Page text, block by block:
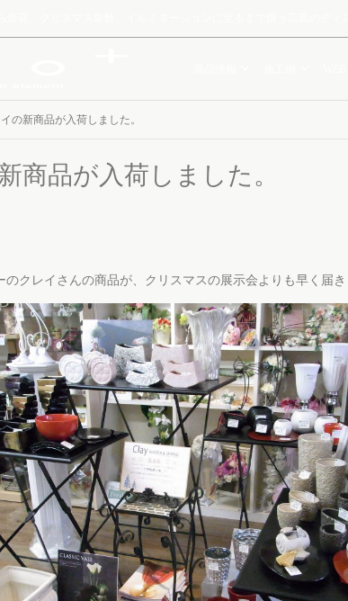
の新商品が入荷しました。
商品が入荷しました。
のクレイさんの商品が、クリスマスの展示会よりも早く届き